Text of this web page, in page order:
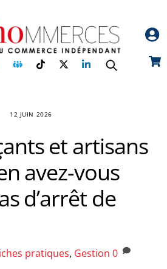
FacebookGroupe
Facebook
TikTokTwitterLinkedin
12 JUIN 2026
et artisans
avez-vous
d’arrêt de
pratiques, Gestion 0